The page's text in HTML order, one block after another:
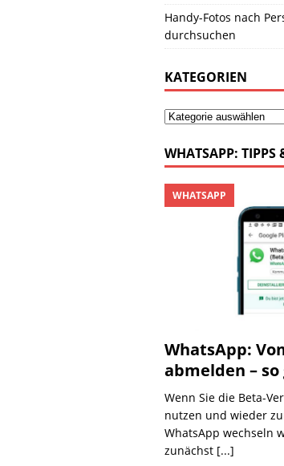
Handy-Fotos nach
durchsuchen
KATEGORIEN
WHATSAPP: TIPPS
WhatsApp:
abmelden – so
WHATSAPP
Wenn Sie die Beta-
nutzen und wieder
WhatsApp wechseln
zunächst [...]